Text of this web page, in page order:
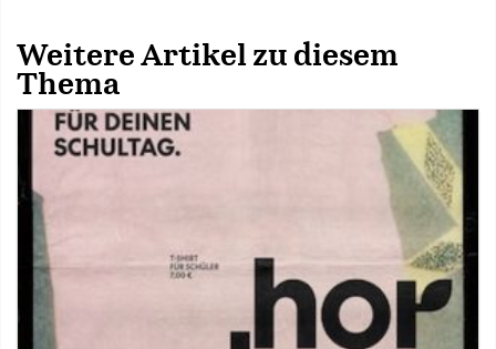
Weitere Artikel zu diesem
Thema